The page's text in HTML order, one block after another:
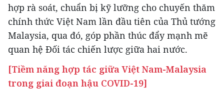
hợp rà soát, chuẩn bị kỹ lưỡng cho chuyến thăm
chính thức Việt Nam lần đầu tiên của Thủ tướng
Malaysia, qua đó, góp phần thúc đẩy mạnh mẽ
quan hệ Đối tác chiến lược giữa hai nước.
[Tiềm năng hợp tác giữa Việt Nam-Malaysia
trong giai đoạn hậu COVID-19]